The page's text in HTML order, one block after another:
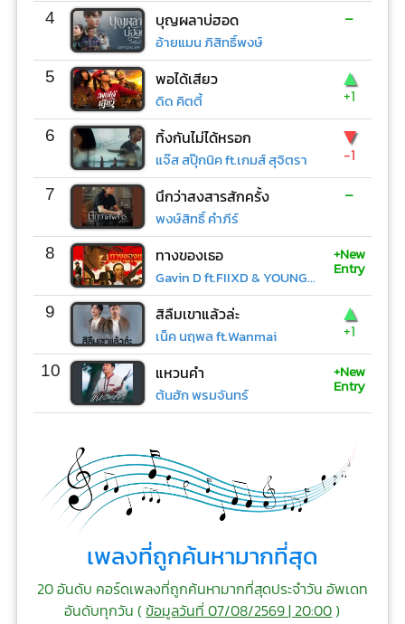
4 บุญผลาบ่ฮอด
อ้ายแมน ภิสิทธิ์พงษ์
-
5 พอได้เสียว
ดิด คิตตี้
▲
+1
6 ทิ้งกันไม่ได้หรอก
แจ๊ส สปุ๊กนิค ft.เกมส์ สุจิตรา
▼
-1
7 นึกว่าสงสารสักครั้ง
พงษ์สิทธิ์ คำภีร์
-
8 ทางของเธอ
Gavin D ft.FIIXD & YOUNGOHM
+New
Entry
9 สิลืมเขาแล้วล่ะ
เน็ค นฤพล ft.Wanmai
▲
+1
10 แหวนคำ
ต้นฮัก พรมจันทร์
+New
Entry
เพลงที่ถูกค้นหามากที่สุด
20 อันดับ คอร์ดเพลงที่ถูกค้นหามากที่สุดประจำวัน อัพเดท
อันดับทุกวัน (ข้อมูลวันที่ 07/08/2569 | 20:00)